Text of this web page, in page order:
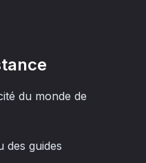
du monde de
des guides